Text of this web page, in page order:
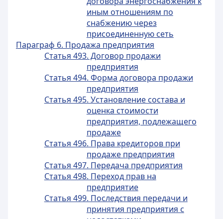
иным отношениям по
снабжению через
присоединенную сеть
Параграф 6. Продажа предприятия
Статья 493. Договор продажи
предприятия
Статья 494. Форма договора продажи
предприятия
Статья 495. Установление состава и
оценка стоимости
предприятия, подлежащего
продаже
Статья 496. Права кредиторов при
продаже предприятия
Статья 497. Передача предприятия
Статья 498. Переход прав на
предприятие
Статья 499. Последствия передачи и
принятия предприятия с